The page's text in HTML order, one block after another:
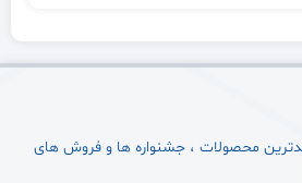
محصولات ، جشنواره ها و فروش های